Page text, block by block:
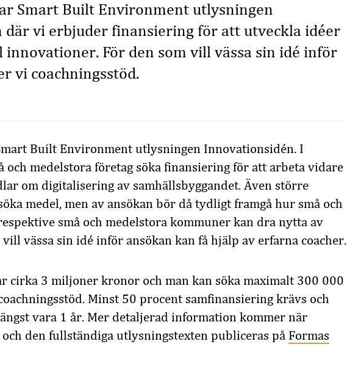
Smart Built Environment utlysningen
där vi erbjuder finansiering för att utveckla idéer
innovationer. För den som vill vässa sin idé inför
vi coachningsstöd.
Built Environment utlysningen Innovationsidén. I
och medelstora företag söka finansiering för att arbeta vidare
om digitalisering av samhällsbyggandet. Även större
medel, men av ansökan bör då tydligt framgå hur små och
små och medelstora kommuner kan dra nytta av
vässa sin idé inför ansökan kan få hjälp av erfarna coacher.
cirka 3 miljoner kronor och man kan söka maximalt 300 000
Minst 50 procent samfinansiering krävs och
vara 1 år. Mer detaljerad information kommer när
den fullständiga utlysningstexten publiceras på Formas